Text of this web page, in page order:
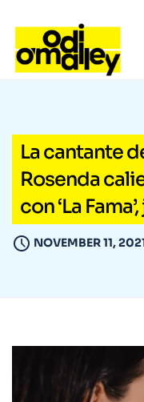
La cantante
Rosenda
con ‘La
NOVEMBER 11,